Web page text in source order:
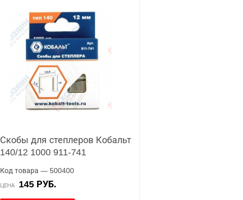
Скобы для степлеров Кобальт
140/12 1000 911-741
Код товара — 500400
ЦЕНА 145 РУБ.